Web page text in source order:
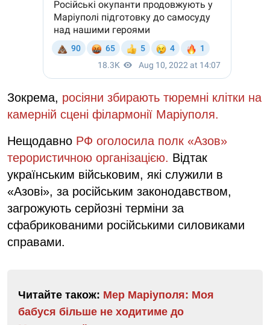
Зокрема, росіяни збирають тюремні клітки на
камерній сцені філармонії Маріуполя.
Нещодавно РФ оголосила полк «Азов»
терористичною організацією. Відтак
українським військовим, які служили в
«Азові», за російським законодавством,
загрожують серйозні терміни за
сфабрикованими російськими силовиками
справами.
Читайте також: Мер Маріуполя: Моя
бабуся більше не ходитиме до